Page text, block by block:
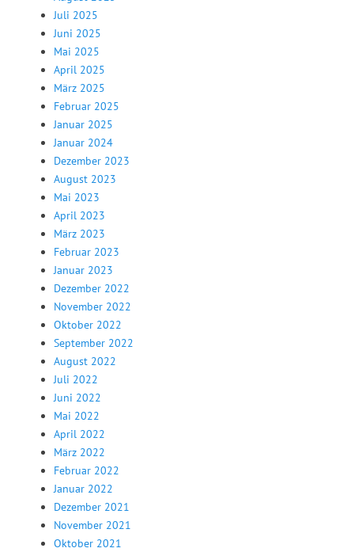
Juli 2025
Juni 2025
Mai 2025
April 2025
März 2025
Februar 2025
Januar 2025
Januar 2024
Dezember 2023
August 2023
Mai 2023
April 2023
März 2023
Februar 2023
Januar 2023
Dezember 2022
November 2022
Oktober 2022
September 2022
August 2022
Juli 2022
Juni 2022
Mai 2022
April 2022
März 2022
Februar 2022
Januar 2022
Dezember 2021
November 2021
Oktober 2021